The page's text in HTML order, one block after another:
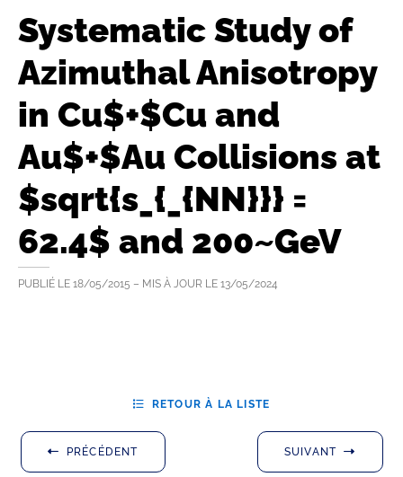
Systematic Study of
Azimuthal Anisotropy
in Cu$+$Cu and
Au$+$Au Collisions at
$sqrt{s_{_{NN}}} =
62.4$ and 200~GeV
PUBLIÉ LE 18/05/2015 – MIS À JOUR LE 13/05/2024
PRÉCÉDENT
RETOUR À LA LISTE
SUIVANT